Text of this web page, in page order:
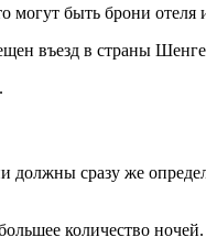
могут быть брони
въезд в страны
.
сразу же
количество